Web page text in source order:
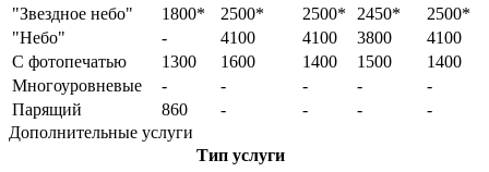
"Звездное небо"
1800* 2500* 2500* 2450*
2500*
"Небо"
- 4100 4100 3800
4100
С фотопечатью
1300 1600 1400 1500
1400
Многоуровневые
- - - -
-
Парящий
860 - - -
-
Дополнительные услуги
Тип услуги